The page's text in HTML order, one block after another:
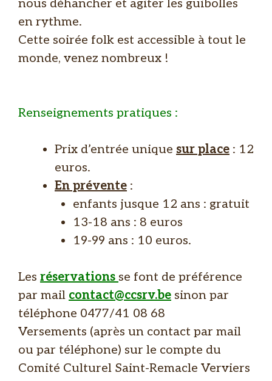
nous déhancher et agiter les guibolles
en rythme.
Cette soirée folk est accessible à tout le
monde, venez nombreux !
Renseignements pratiques :
Prix d’entrée unique sur place : 12
euros.
En prévente :
enfants jusque 12 ans : gratuit
13-18 ans : 8 euros
19-99 ans : 10 euros.
Les réservations se font de préférence
par mail contact@ccsrv.be sinon par
téléphone 0477/41 08 68
Versements (après un contact par mail
ou par téléphone) sur le compte du
Comité Culturel Saint-Remacle Verviers